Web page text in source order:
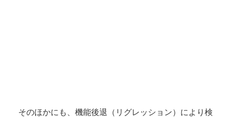
そのほかにも、機能後退（リグレッション）により検